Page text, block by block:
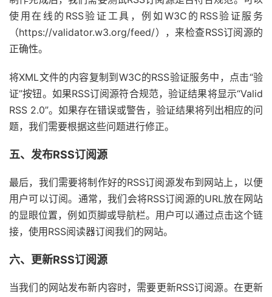
使用在线的RSS验证工具，例如W3C的RSS验证服务
（https://validator.w3.org/feed/），来检查RSS订阅源的
正确性。
将XML文件的内容复制到W3C的RSS验证服务中，点击“验
证”按钮。如果RSS订阅源符合规范，验证结果将显示“Valid
RSS 2.0”。如果存在错误或警告，验证结果将列出相应的问
题，我们需要根据这些问题进行修正。
五、发布RSS订阅源
最后，我们需要将制作好的RSS订阅源发布到网站上，以便
用户可以订阅。通常，我们会将RSS订阅源的URL放在网站
的显眼位置，例如页脚或导航栏。用户可以通过点击这个链
接，使用RSS阅读器订阅我们的网站。
六、更新RSS订阅源
当我们的网站发布新内容时，需要更新RSS订阅源。在更新